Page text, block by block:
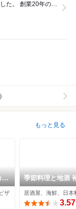
もっと見る
ー
ザ
季節料理と地酒
居酒屋、海鮮、日本
3.57